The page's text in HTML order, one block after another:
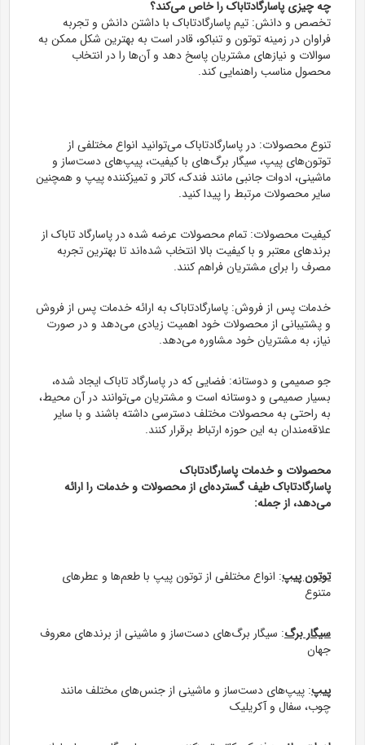
چه چیزی پاسارگادتاباک را خاص می‌کند؟
تخصص و دانش: تیم پاسارگادتاباک با داشتن دانش و تجربه
فراوان در زمینه توتون و تنباکو، قادر است به بهترین شکل ممکن به
سوالات و نیازهای مشتریان پاسخ دهد و آن‌ها را در انتخاب
محصول مناسب راهنمایی کند.
تنوع محصولات: در پاسارگادتاباک می‌توانید انواع مختلفی از
توتون‌های پیپ، سیگار برگ‌های با کیفیت، پیپ‌های دست‌ساز و
ماشینی، ادوات جانبی مانند فندک، کاتر و تمیزکننده پیپ و همچنین
سایر محصولات مرتبط را پیدا کنید.
کیفیت محصولات: تمام محصولات عرضه شده در پاسارگاد تاباک از
برندهای معتبر و با کیفیت بالا انتخاب شده‌اند تا بهترین تجربه
مصرف را برای مشتریان فراهم کنند.
خدمات پس از فروش: پاسارگادتاباک به ارائه خدمات پس از فروش
و پشتیبانی از محصولات خود اهمیت زیادی می‌دهد و در صورت
نیاز، به مشتریان خود مشاوره می‌دهد.
جو صمیمی و دوستانه: فضایی که در پاسارگاد تاباک ایجاد شده،
بسیار صمیمی و دوستانه است و مشتریان می‌توانند در آن محیط،
به راحتی به محصولات مختلف دسترسی داشته باشند و با سایر
علاقه‌مندان به این حوزه ارتباط برقرار کنند.
محصولات و خدمات پاسارگادتاباک
پاسارگادتاباک طیف گسترده‌ای از محصولات و خدمات را ارائه
می‌دهد، از جمله:
توتون پیپ: انواع مختلفی از توتون پیپ با طعم‌ها و عطرهای
متنوع
سیگار برگ: سیگار برگ‌های دست‌ساز و ماشینی از برندهای معروف
جهان
پیپ: پیپ‌های دست‌ساز و ماشینی از جنس‌های مختلف مانند
چوب، سفال و آکریلیک